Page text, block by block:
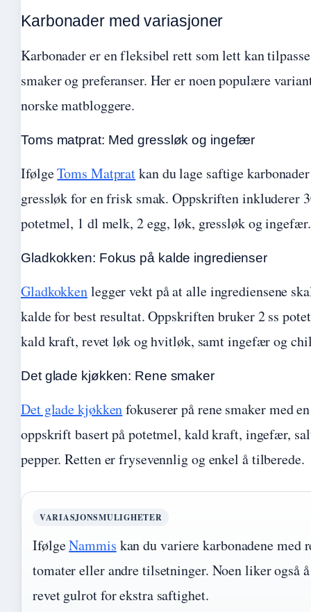
Karbonader med variasjoner
Karbonader er en fleksibel rett som lett kan
smaker og preferanser. Her er noen populære
norske matbloggere.
Toms matprat: Med gressløk og ingefær
IfølgeToms Matpratkan du lage saftige
gressløk for en frisk smak. Oppskriften inkluderer
potetmel, 1 dl melk, 2 egg, løk, gressløk og ingefær.
Gladkokken: Fokus på kalde ingredienser
Gladkokkenlegger vekt på at alle ingrediensene
kalde for best resultat. Oppskriften bruker 2 ss
kald kraft, revet løk og hvitløk, samt ingefær og
Det glade kjøkken: Rene smaker
Det glade kjøkkenfokuserer på rene smaker med
oppskrift basert på potetmel, kald kraft, ingefær,
pepper. Retten er frysevennlig og enkel å tilberede.
VARIASJONSMULIGHETER
IfølgeNammis kan du variere karbonadene med
tomater eller andre tilsetninger. Noen liker også
revet gulrot for ekstra saftighet.